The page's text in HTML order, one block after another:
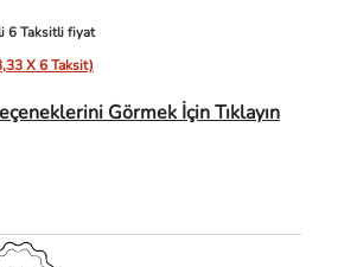
6 Taksitli fiyat
X 6 Taksit)
Görmek İçin Tıklayın